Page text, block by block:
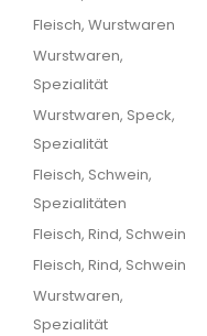
Fleisch, Wurstwaren
Wurstwaren,
Spezialität
Wurstwaren, Speck,
Spezialität
Fleisch, Schwein,
Spezialitäten
Fleisch, Rind, Schwein
Fleisch, Rind, Schwein
Wurstwaren,
Spezialität